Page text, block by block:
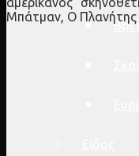
Μπάτμαν, Ο